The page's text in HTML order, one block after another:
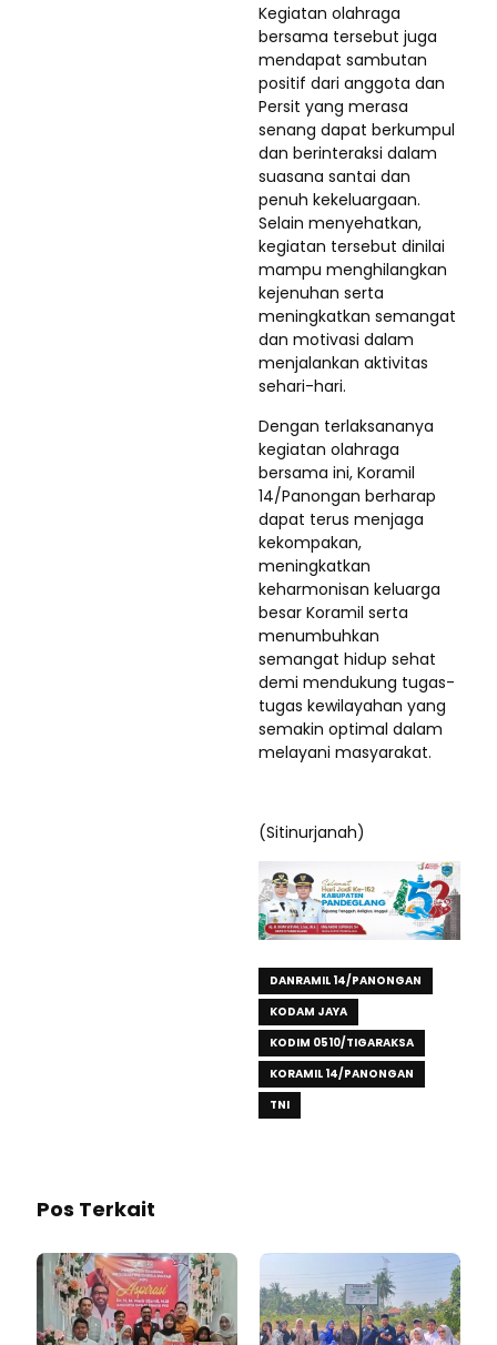
Kegiatan olahraga
bersama tersebut juga
mendapat sambutan
positif dari anggota dan
Persit yang merasa
senang dapat berkumpul
dan berinteraksi dalam
suasana santai dan
penuh kekeluargaan.
Selain menyehatkan,
kegiatan tersebut dinilai
mampu menghilangkan
kejenuhan serta
meningkatkan semangat
dan motivasi dalam
menjalankan aktivitas
sehari-hari.
Dengan terlaksananya
kegiatan olahraga
bersama ini, Koramil
14/Panongan berharap
dapat terus menjaga
kekompakan,
meningkatkan
keharmonisan keluarga
besar Koramil serta
menumbuhkan
semangat hidup sehat
demi mendukung tugas-
tugas kewilayahan yang
semakin optimal dalam
melayani masyarakat.
(Sitinurjanah)
DANRAMIL 14/PANONGAN
KODAM JAYA
KODIM 0510/TIGARAKSA
KORAMIL 14/PANONGAN
TNI
Pos Terkait